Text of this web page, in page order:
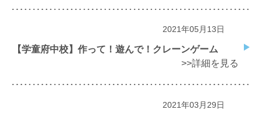
2021年05月13日
【学童府中校】作って！遊んで！クレーンゲーム
>>詳細を見る
2021年03月29日